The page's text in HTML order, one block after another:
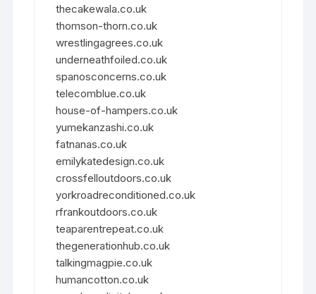
thecakewala.co.uk
thomson-thorn.co.uk
wrestlingagrees.co.uk
underneathfoiled.co.uk
spanosconcerns.co.uk
telecomblue.co.uk
house-of-hampers.co.uk
yumekanzashi.co.uk
fatnanas.co.uk
emilykatedesign.co.uk
crossfelloutdoors.co.uk
yorkroadreconditioned.co.uk
rfrankoutdoors.co.uk
teaparentrepeat.co.uk
thegenerationhub.co.uk
talkingmagpie.co.uk
humancotton.co.uk